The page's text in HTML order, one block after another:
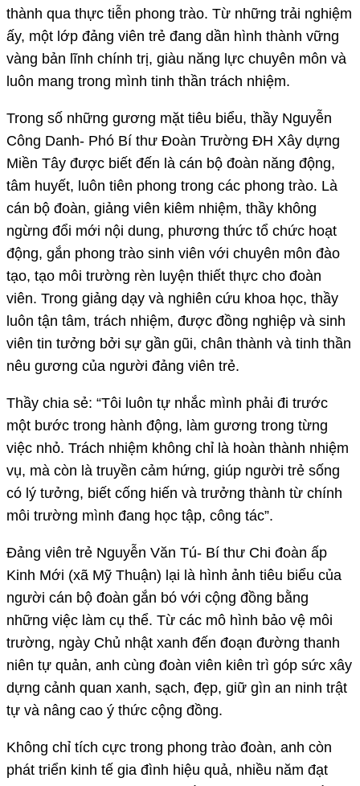
thành qua thực tiễn phong trào. Từ những trải nghiệm
ấy, một lớp đảng viên trẻ đang dần hình thành vững
vàng bản lĩnh chính trị, giàu năng lực chuyên môn và
luôn mang trong mình tinh thần trách nhiệm.
Trong số những gương mặt tiêu biểu, thầy Nguyễn
Công Danh- Phó Bí thư Đoàn Trường ĐH Xây dựng
Miền Tây được biết đến là cán bộ đoàn năng động,
tâm huyết, luôn tiên phong trong các phong trào. Là
cán bộ đoàn, giảng viên kiêm nhiệm, thầy không
ngừng đổi mới nội dung, phương thức tổ chức hoạt
động, gắn phong trào sinh viên với chuyên môn đào
tạo, tạo môi trường rèn luyện thiết thực cho đoàn
viên. Trong giảng dạy và nghiên cứu khoa học, thầy
luôn tận tâm, trách nhiệm, được đồng nghiệp và sinh
viên tin tưởng bởi sự gần gũi, chân thành và tinh thần
nêu gương của người đảng viên trẻ.
Thầy chia sẻ: “Tôi luôn tự nhắc mình phải đi trước
một bước trong hành động, làm gương trong từng
việc nhỏ. Trách nhiệm không chỉ là hoàn thành nhiệm
vụ, mà còn là truyền cảm hứng, giúp người trẻ sống
có lý tưởng, biết cống hiến và trưởng thành từ chính
môi trường mình đang học tập, công tác”.
Đảng viên trẻ Nguyễn Văn Tú- Bí thư Chi đoàn ấp
Kinh Mới (xã Mỹ Thuận) lại là hình ảnh tiêu biểu của
người cán bộ đoàn gắn bó với cộng đồng bằng
những việc làm cụ thể. Từ các mô hình bảo vệ môi
trường, ngày Chủ nhật xanh đến đoạn đường thanh
niên tự quản, anh cùng đoàn viên kiên trì góp sức xây
dựng cảnh quan xanh, sạch, đẹp, giữ gìn an ninh trật
tự và nâng cao ý thức cộng đồng.
Không chỉ tích cực trong phong trào đoàn, anh còn
phát triển kinh tế gia đình hiệu quả, nhiều năm đạt